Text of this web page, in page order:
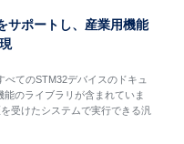
サポートし、産業用機能
てのSTM32デバイスのドキュ
のライブラリが含まれていま
受けたシステムで実行できる汎